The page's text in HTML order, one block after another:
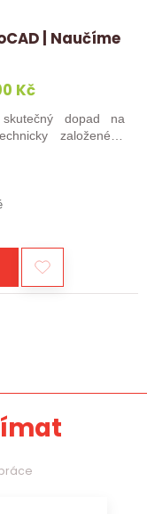
| Naučíme
Kč
dopad na
založeného